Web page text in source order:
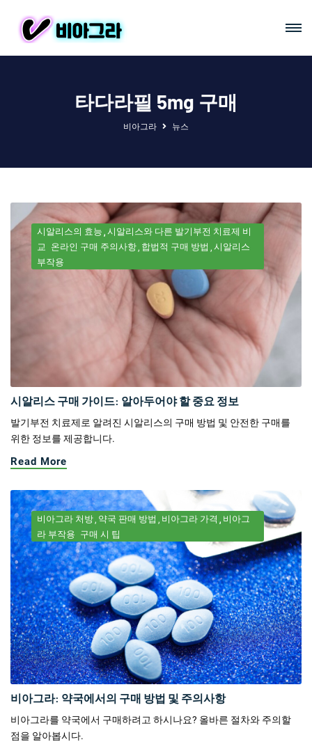
타다라필 5mg 구매
비아그라 뉴스
시알리스의 효능 시알리스와 다른 발기부전 치료제 비
교 온라인 구매 주의사항 합법적 구매 방법 시알리스
부작용
시알리스 구매 가이드: 알아두어야 할 중요 정보
발기부전 치료제로 알려진 시알리스의 구매 방법 및 안전한 구매를
위한 정보를 제공합니다.
Read More
비아그라 처방 약국 판매 방법 비아그라 가격
비아그
라 부작용 구매 시 팁
비아그라: 약국에서의 구매 방법 및 주의사항
비아그라를 약국에서 구매하려고 하시나요? 올바른 절차와 주의할
점을 알아봅시다.